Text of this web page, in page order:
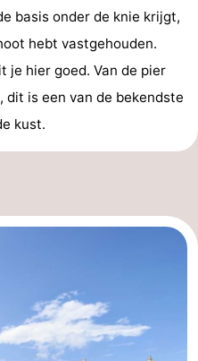
basis onder de knie krijgt,
hebt vastgehouden.
je hier goed. Van de pier
dit is een van de bekendste
kust.